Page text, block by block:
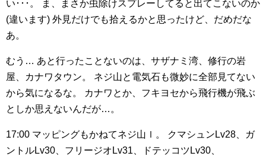
い･･･。
ま、まさか虫除けスプレーしてると出てこないのか
(違います) 外見だけでも拾えるかと思ったけど、だめだな
あ。
むう… あと行ったことないのは、サザナミ湾、修行の岩
屋、カナワタウン。
ネジ山と電気石も微妙に全部見てない
から気になるな。
カナワとか、フキヨセから飛行機が飛ぶ
としか思えないんだが…。
17:00 マッピングもかねてネジ山ｌ。
クマシュンLv28、ガ
ントルLv30、フリージオLv31、ドテッコツLv30、